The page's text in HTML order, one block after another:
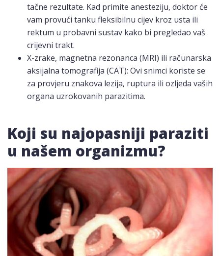
tačne rezultate. Kad primite anesteziju, doktor će
vam provući tanku fleksibilnu cijev kroz usta ili
rektum u probavni sustav kako bi pregledao vaš
crijevni trakt.
X-zrake, magnetna rezonanca (MRI) ili računarska
aksijalna tomografija (CAT): Ovi snimci koriste se
za provjeru znakova lezija, ruptura ili ozljeda vaših
organa uzrokovanih parazitima.
Koji su najopasniji paraziti
u našem organizmu?